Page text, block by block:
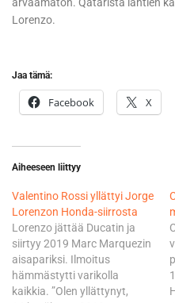
arvaamaton. Qatarista lähtien
Lorenzo.
Jaa tämä:
Facebook X
Aiheeseen liittyy
Valentino Rossi yllättyi Jorge
Lorenzon Honda-siirrosta
Lorenzo jättää Ducatin ja
siirtyy 2019 Marc Marquezin
aisapariksi. Ilmoitus
hämmästytti varikolla
kaikkia. ”Olen yllättynyt,